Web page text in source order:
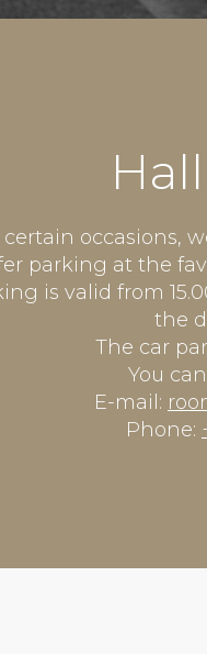
certain occasions,
parking at the
is valid from
the
The car
You
E-mail:
Phone: